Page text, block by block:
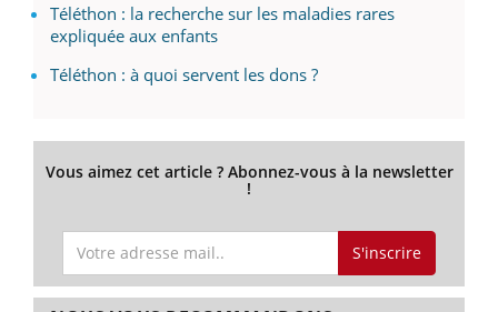
Téléthon : la recherche sur les maladies rares
expliquée aux enfants
Téléthon : à quoi servent les dons ?
Vous aimez cet article ? Abonnez-vous à la newsletter
!
S'inscrire